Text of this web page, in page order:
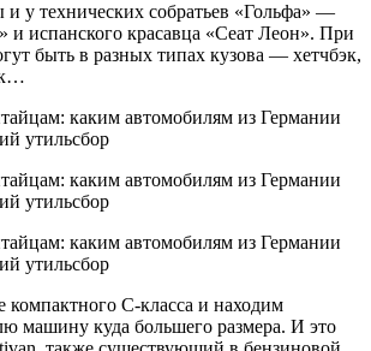
у технических собратьев «Гольфа» —
и испанского красавца «Сеат Леон». При
быть в разных типах кузова — хетчбэк,
С-класса и находим
машину куда большего размера. И это